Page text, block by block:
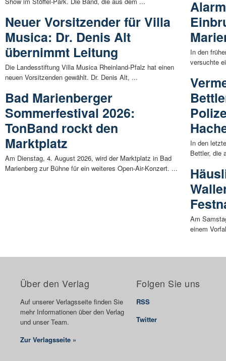
Neuer Vorsitzender für Villa
Musica: Dr. Denis Alt
übernimmt Leitung
Die Landesstiftung Villa Musica Rheinland-Pfalz hat einen
neuen Vorsitzenden gewählt. Dr. Denis Alt, ...
Bad Marienberger
Sommerfestival 2026:
TonBand rockt den
Marktplatz
Am Dienstag, 4. August 2026, wird der Marktplatz in Bad
Marienberg zur Bühne für ein weiteres Open-Air-Konzert. ...
In den
versuchte
In den
Bettler, die
Am
einem
Über den Verlag
Auf unserer Verlagsseite finden Sie
mehr Informationen über den Verlag
und unser Team.
Zur Verlagsseite »
Folgen Sie uns
RSS
Twitter